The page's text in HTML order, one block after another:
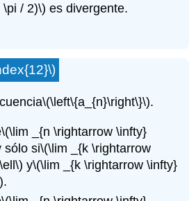
/ 2)\) es divergente.
\(\left\{a_{n}\right\}\).
\(\lim _{n \rightarrow \infty}
sólo si\(\lim _{k \rightarrow
y\(\lim _{k \rightarrow \infty}
.